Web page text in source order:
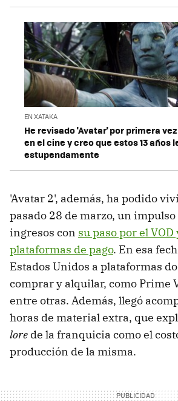
EN XATAKA
He revisado 'Avatar' por primera
en el cine y creo que estos 13 años
estupendamente
'Avatar 2', además, ha podido
pasado 28 de marzo, un
ingresos con su paso por el VOD
plataformas de pago. En esa
Estados Unidos a plataformas
comprar y alquilar, como Prime
entre otras. Además, llegó
horas de material extra, que
lore de la franquicia como el
producción de la misma.